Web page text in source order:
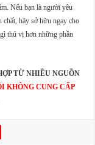
Nếu bạn là người yêu
chất, hãy sở hữu ngay cho
thú vị hơn những phần
TỪ NHIỀU NGUỒN
KHÔNG CUNG CẤP